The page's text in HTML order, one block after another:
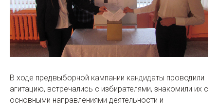
В ходе предвыборной кампании кандидаты проводили
агитацию, встречались с избирателями, знакомили их с
основными направлениями деятельности и